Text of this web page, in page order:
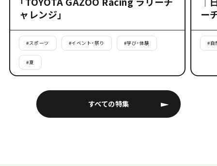
すべての特集
ャレンジ」
#スポーツ #イベント・祭り #学び・体験
#夏
ー
#自